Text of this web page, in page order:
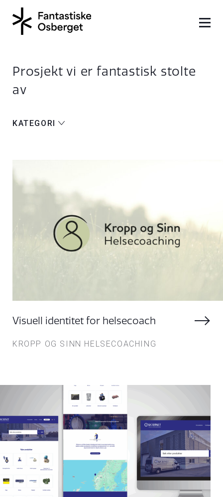
Prosjekt vi er fantastisk stolte
av
KATEGORI
IDENTITET
TRYKK
ILLUSTRASJON
Visuell identitet for helsecoach
KROPP OG SINN HELSECOACHING